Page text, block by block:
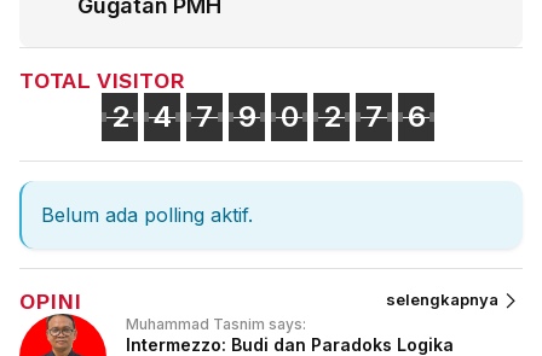
TOTAL VISITOR
2 4 7 9 0 2 7 6
Belum ada polling aktif.
OPINI selengkapnya
Muhammad Tasnim says:
Intermezzo: Budi dan Paradoks Logika